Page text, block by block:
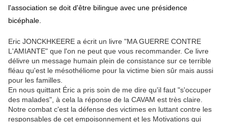
l'association se doit d'être bilingue avec une présidence
bicéphale.
Eric JONCKHKEERE a écrit un livre "MA GUERRE CONTRE
L'AMIANTE" que l'on ne peut que vous recommander. Ce livre
délivre un message humain plein de consistance sur ce terrible
fléau qu'est le mésothéliome pour la victime bien sûr mais aussi
pour les familles.
En nous quittant Éric a pris soin de me dire qu'il faut "s'occuper
des malades", à cela la réponse de la CAVAM est très claire.
Notre combat c'est la défense des victimes en luttant contre les
responsables de cet empoisonnement et les Motivations qui